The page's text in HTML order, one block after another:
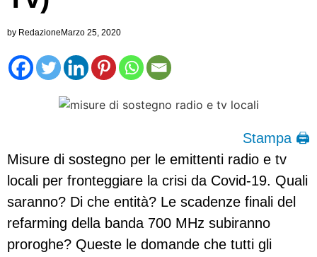
by RedazioneMarzo 25, 2020
Stampa 🖨
Misure di sostegno per le emittenti radio e tv
locali per fronteggiare la crisi da Covid-19. Quali
saranno? Di che entità? Le scadenze finali del
refarming della banda 700 MHz subiranno
proroghe? Queste le domande che tutti gli